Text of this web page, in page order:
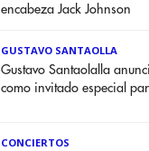
encabeza Jack Johnson
GUSTAVO SANTAOLLA
Gustavo Santaolalla
como invitado especial
CONCIERTOS